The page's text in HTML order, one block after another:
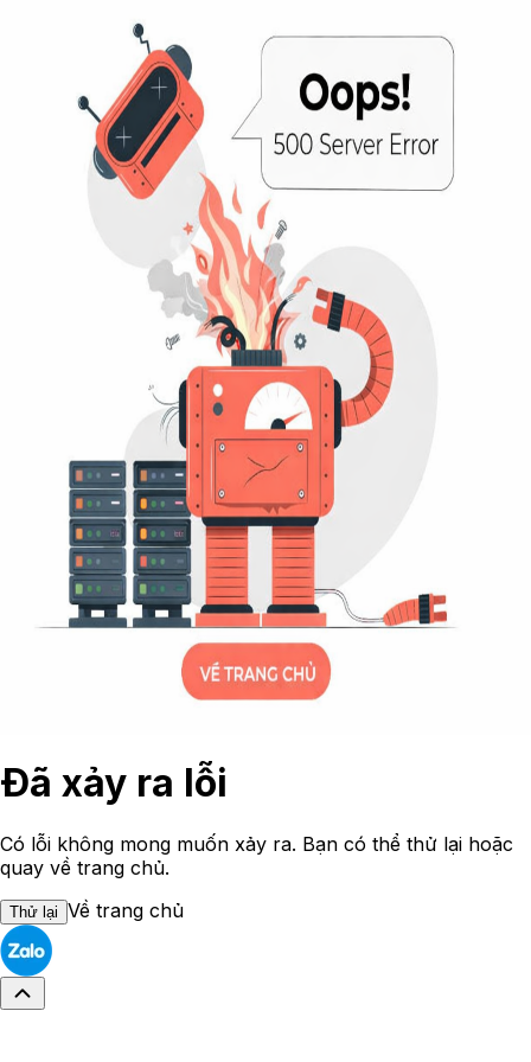
Đã xảy ra lỗi
Có lỗi không mong muốn xảy ra. Bạn có thể thử lại hoặc
quay về trang chủ.
Thử lại Về trang chủ